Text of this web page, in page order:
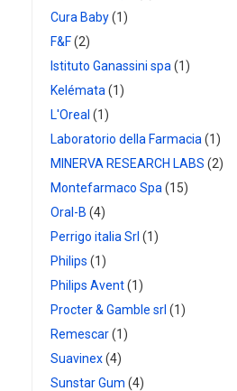
Cura Baby(1)
F&F(2)
Istituto Ganassini spa(1)
Kelémata(1)
L'Oreal (1)
Laboratorio della Farmacia(1)
MINERVA RESEARCH LABS (2)
Montefarmaco Spa(15)
Oral-B (4)
Perrigo italia Srl (1)
Philips (1)
Philips Avent(1)
Procter & Gamble srl (1)
Remescar(1)
Suavinex(4)
Sunstar Gum (4)